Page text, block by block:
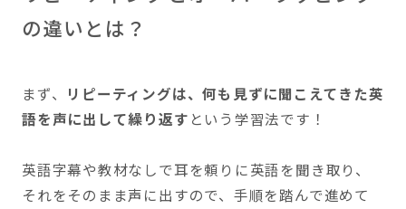
の違いとは？
まず、
リピーティングは、何も見ずに聞こえてきた英
語を声に出して繰り返す という学習法です！
英語字幕や教材なしで耳を頼りに英語を聞き取り、
それをそのまま声に出すので、手順を踏んで進めて